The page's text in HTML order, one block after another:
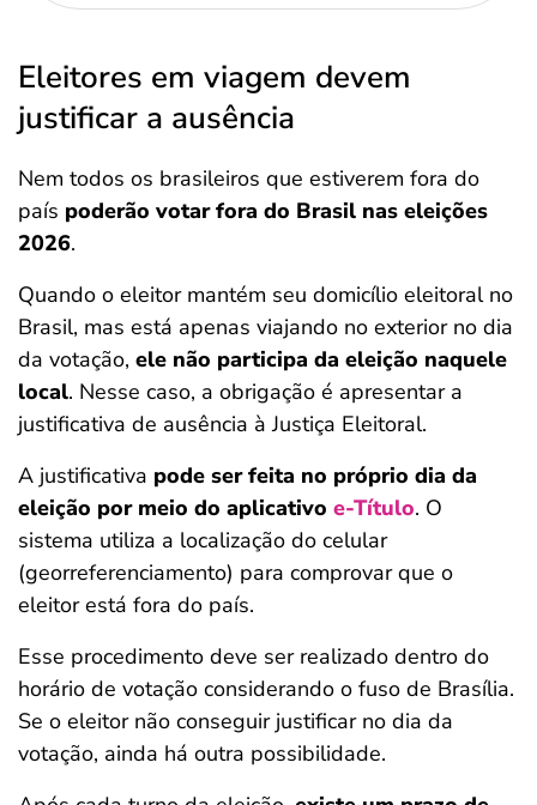
Eleitores em viagem devem
justificar a ausência
Nem todos os brasileiros que estiverem fora do
país poderão votar fora do Brasil nas eleições
2026.
Quando o eleitor mantém seu domicílio eleitoral no
Brasil, mas está apenas viajando no exterior no dia
da votação, ele não participa da eleição naquele
local. Nesse caso, a obrigação é apresentar a
justificativa de ausência à Justiça Eleitoral.
A justificativa pode ser feita no próprio dia da
eleição por meio do aplicativo e-Título. O
sistema utiliza a localização do celular
(georreferenciamento) para comprovar que o
eleitor está fora do país.
Esse procedimento deve ser realizado dentro do
horário de votação considerando o fuso de Brasília.
Se o eleitor não conseguir justificar no dia da
votação, ainda há outra possibilidade.